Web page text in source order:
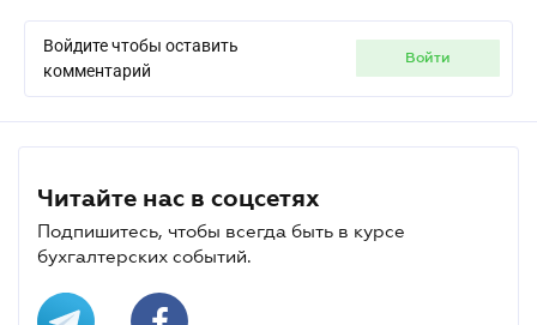
Войдите чтобы оставить
комментарий
войти
Читайте нас в соцсетях
Подпишитесь, чтобы всегда быть в курсе
бухгалтерских событий.